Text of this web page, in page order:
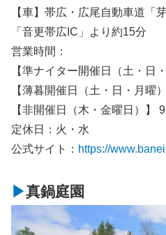
【車】帯広・広尾自動車道「
「音更帯広IC」より約15分
営業時間：
【準ナイター開催日（土・日
【薄暮開催日（土・日・月曜
【非開催日（木・金曜日）】
定休日：火・水
公式サイト： https://
真鍋庭園